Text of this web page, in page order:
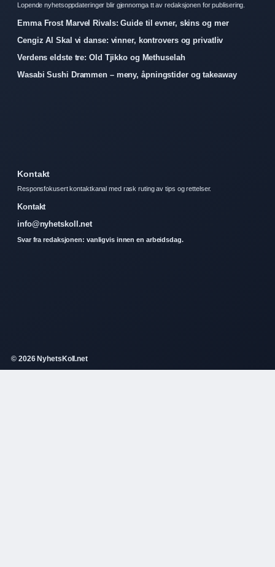
Lopende nyhetsoppdateringer blir gjennomga tt av redaksjonen for publisering.
Emma Frost Marvel Rivals: Guide til evner, skins og mer
Cengiz Al Skal vi danse: vinner, kontrovers og privatliv
Verdens eldste tre: Old Tjikko og Methuselah
Wasabi Sushi Drammen – meny, åpningstider og takeaway
Kontakt
Responsfokusert kontaktkanal med rask ruting av tips og rettelser.
Kontakt
info@nyhetskoll.net
Svar fra redaksjonen: vanligvis innen en arbeidsdag.
© 2026 NyhetsKoll.net